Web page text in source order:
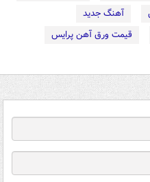
آهنگ جدید
قیمت ورق آهن پرایس